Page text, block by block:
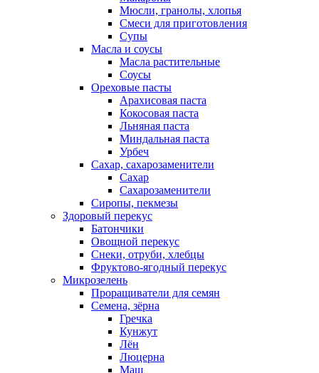
Мюсли, гранолы, хлопья
Смеси для приготовления
Супы
Масла и соусы
Масла растительные
Соусы
Ореховые пасты
Арахисовая паста
Кокосовая паста
Льняная паста
Миндальная паста
Урбеч
Сахар, сахарозаменители
Сахар
Сахарозаменители
Сиропы, пекмезы
Здоровый перекус
Батончики
Овощной перекус
Снеки, отруби, хлебцы
Фруктово-ягодный перекус
Микрозелень
Проращиватели для семян
Семена, зёрна
Гречка
Кунжут
Лён
Люцерна
Маш